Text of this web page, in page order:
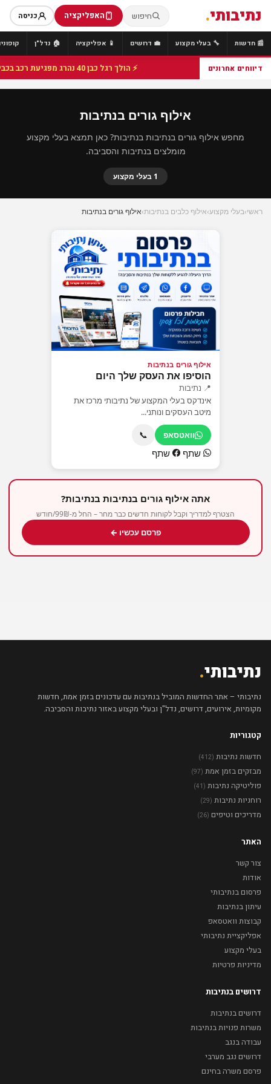
נתיבותי. חיפוש האפליקציה כניסה
📰 חדשות 🔧 בעלי מקצוע 💼 דרושים 📱 אפליקציה 🏠 נדל"ן
דיווחים אחרונים ⚡ הולך רגל כבן 40 נהרג מפגיעת רכב בכביש 25 סמוך לצומת הנשיא, מתנדבי זק"א פועלו בזירה
אילוף גורים בנתיבות
מחפש אילוף גורים בנתיבות בנתיבות? כאן תמצא בעלי מקצוע
מומלצים בנתיבות והסביבה.
1 בעלי מקצוע
ראשי›בעלי מקצוע›אילוף כלבים בנתיבות›אילוף גורים בנתיבות
אילוף גורים בנתיבות
הוסיפו את העסק שלך היום
📍 נתיבות
אינדקס בעלי המקצוע של נתיבותי מרכז את
מיטב העסקים ונותני...
וואטסאפ 📞
שתף שתף
אתה אילוף גורים בנתיבות בנתיבות?
הצטרף למדריך וקבל לקוחות חדשים כבר מחר – החל מ-99₪/חודש
פרסם עכשיו ←
נתיבותי.
נתיבותי – אתר החדשות המוביל בנתיבות עם עדכונים בזמן אמת, חדשות
מקומיות, אירועים, דרושים, נדל"ן ובעלי מקצוע באזור נתיבות והסביבה.
קטגוריות
חדשות נתיבות (412)
מבזקים בזמן אמת (97)
פוליטיקה נתיבות (41)
רוחניות נתיבות (29)
מדריכים וטיפים (26)
האתר
צור קשר
אודות
פרסום בנתיבותי
עיתון בנתיבות
קבוצות וואטסאפ
אפליקציית נתיבותי
בעלי מקצוע
מדיניות פרטיות
דרושים בנתיבות
דרושים בנתיבות
משרות פנויות בנתיבות
עבודה בנגב
דרושים נגב מערבי
פרסם משרה בחינם